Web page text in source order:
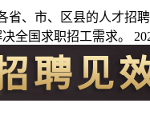
省、市、区县的人才
全国求职招工需求。